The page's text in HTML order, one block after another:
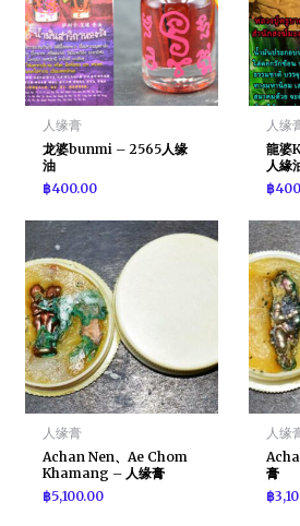
人缘膏
龙婆bunmi – 2565人缘
油
฿400.00
人缘
龍婆
人緣
฿
人缘膏
Achan Nen、Ae Chom
Khamang – 人缘膏
฿5,100.00
人缘
膏
฿